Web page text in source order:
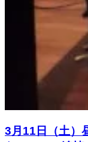
3月11日（土）